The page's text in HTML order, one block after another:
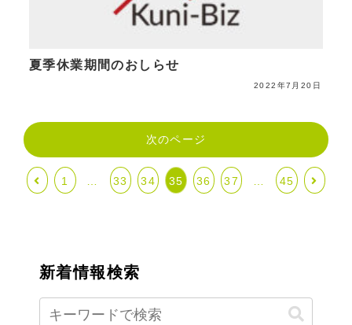
夏季休業期間のおしらせ
2022年7月20日
次のページ
1 33 34 35 36 37 45
新着情報検索